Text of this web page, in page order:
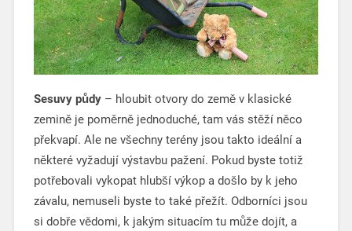
Sesuvy půdy– hloubit otvory do země v klasické
zemině je poměrně jednoduché, tam vás stěží něco
překvapí. Ale ne všechny terény jsou takto ideální a
některé vyžadují výstavbu pažení. Pokud byste totiž
potřebovali vykopat hlubší výkop a došlo by k jeho
závalu, nemuseli byste to také přežít. Odborníci jsou
si dobře vědomi, k jakým situacím tu může dojít, a